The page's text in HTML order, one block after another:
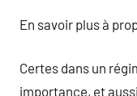
En savoir plus à
Certes dans un
importance, et